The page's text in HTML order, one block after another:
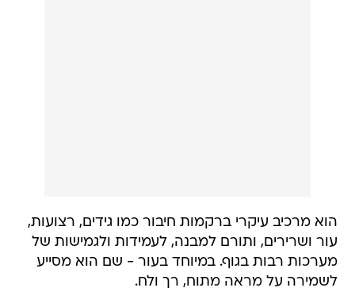
הוא מרכיב עיקרי ברקמות חיבור כמו גידים, רצועות,
עור ושרירים, ותורם למבנה, לעמידות ולגמישות של
מערכות רבות בגוף. במיוחד בעור - שם הוא מסייע
לשמירה על מראה מתוח, רך ולח.